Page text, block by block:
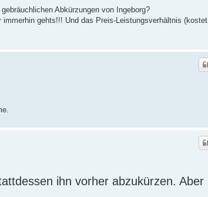
Abkürzungen von Ingeborg?
gehts!!! Und das Preis-Leistungsverhältnis (kostet
ihn vorher abzukürzen. Aber